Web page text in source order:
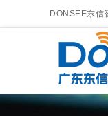
DONSEE东信